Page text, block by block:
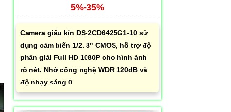
5%-35%
Camera giấu kín DS-2CD6425G1-10 sử
dụng cảm biến 1/2. 8" CMOS, hỗ trợ độ
phân giải Full HD 1080P cho hình ảnh
rõ nét. Nhờ công nghệ WDR 120dB và
độ nhạy sáng 0